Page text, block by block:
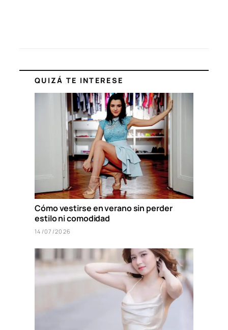
QUIZÁ TE INTERESE
Cómo vestirse en verano sin perder
estilo ni comodidad
14/07/2026